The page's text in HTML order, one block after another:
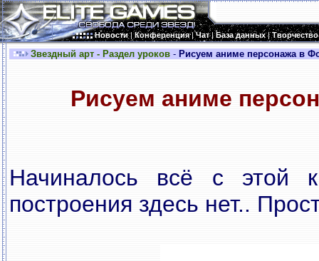
Новости|Конференция|Чат|База данных|Творчество
Звездный арт - Раздел уроков - Рисуем аниме персонажа в
Рисуем аниме
Начиналось всё с этой
построения здесь нет..